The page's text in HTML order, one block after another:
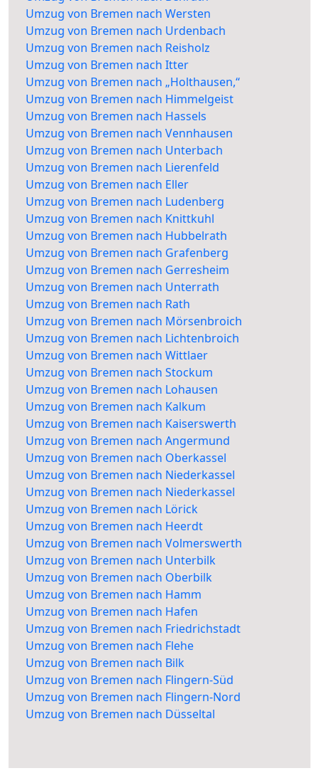
Umzug von Bremen nach Wersten
Umzug von Bremen nach Urdenbach
Umzug von Bremen nach Reisholz
Umzug von Bremen nach Itter
Umzug von Bremen nach „Holthausen,“
Umzug von Bremen nach Himmelgeist
Umzug von Bremen nach Hassels
Umzug von Bremen nach Vennhausen
Umzug von Bremen nach Unterbach
Umzug von Bremen nach Lierenfeld
Umzug von Bremen nach Eller
Umzug von Bremen nach Ludenberg
Umzug von Bremen nach Knittkuhl
Umzug von Bremen nach Hubbelrath
Umzug von Bremen nach Grafenberg
Umzug von Bremen nach Gerresheim
Umzug von Bremen nach Unterrath
Umzug von Bremen nach Rath
Umzug von Bremen nach Mörsenbroich
Umzug von Bremen nach Lichtenbroich
Umzug von Bremen nach Wittlaer
Umzug von Bremen nach Stockum
Umzug von Bremen nach Lohausen
Umzug von Bremen nach Kalkum
Umzug von Bremen nach Kaiserswerth
Umzug von Bremen nach Angermund
Umzug von Bremen nach Oberkassel
Umzug von Bremen nach Niederkassel
Umzug von Bremen nach Niederkassel
Umzug von Bremen nach Lörick
Umzug von Bremen nach Heerdt
Umzug von Bremen nach Volmerswerth
Umzug von Bremen nach Unterbilk
Umzug von Bremen nach Oberbilk
Umzug von Bremen nach Hamm
Umzug von Bremen nach Hafen
Umzug von Bremen nach Friedrichstadt
Umzug von Bremen nach Flehe
Umzug von Bremen nach Bilk
Umzug von Bremen nach Flingern-Süd
Umzug von Bremen nach Flingern-Nord
Umzug von Bremen nach Düsseltal